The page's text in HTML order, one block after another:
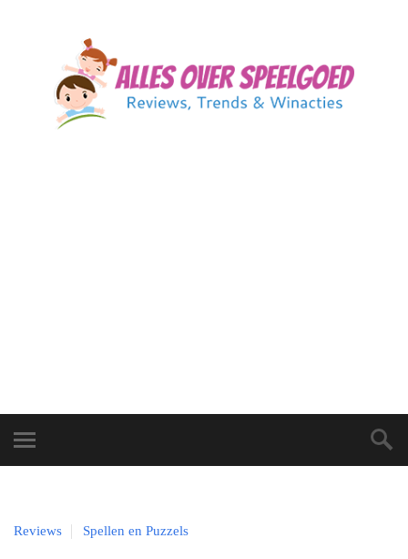
Reviews Spellen en Puzzels